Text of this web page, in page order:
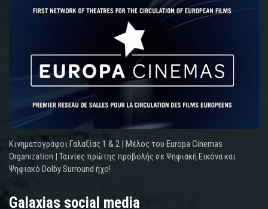
Κινηματογράφοι Γαλαξίας 1 & 2 | Μέλος του Europa Cinemas
Organization | Ταινίες πρώτης προβολής σε Ψηφιακή Εικόνα και
Ψηφιακό Dolby Surround ήχο!
Galaxias social media